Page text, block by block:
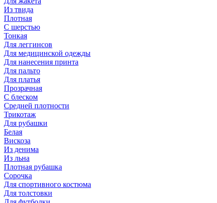
Из твида
Плотная
С шерстью
Тонкая
Для леггинсов
Для медицинской одежды
Для нанесения принта
Для пальто
Для платья
Прозрачная
С блеском
Средней плотности
Трикотаж
Для рубашки
Белая
Вискоза
Из денима
Из льна
Плотная рубашка
Сорочка
Для спортивного костюма
Для толстовки